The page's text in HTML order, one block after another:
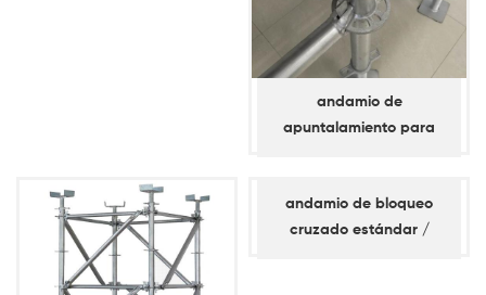
andamio de
apuntalamiento para
andamio de bloqueo
cruzado estándar /